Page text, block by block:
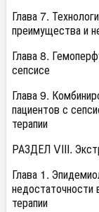
Глава 7.
преимущества и
Глава 8.
сепсисе
Глава 9.
пациентов с
терапии
РАЗДЕЛ VIII.
Глава 1.
недостаточности
терапии